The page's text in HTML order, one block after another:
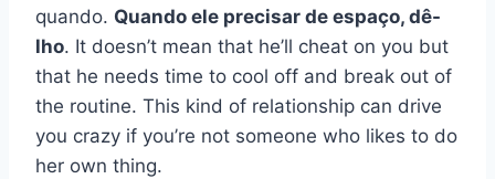
quando. Quando ele precisar de espaço, dê-
lho. It doesn’t mean that he’ll cheat on you but
that he needs time to cool off and break out of
the routine. This kind of relationship can drive
you crazy if you’re not someone who likes to do
her own thing.